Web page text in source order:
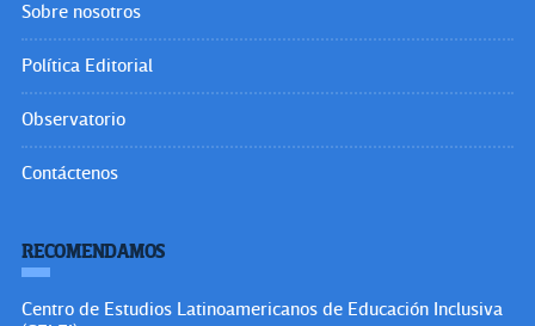
Sobre nosotros
Política Editorial
Observatorio
Contáctenos
RECOMENDAMOS
Centro de Estudios Latinoamericanos de Educación Inclusiva